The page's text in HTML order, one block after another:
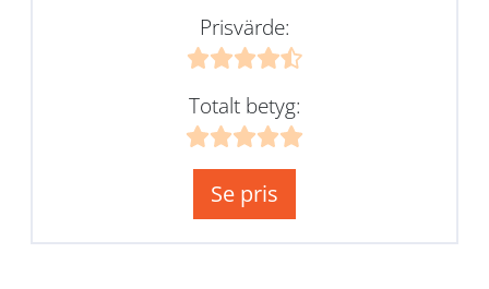
Prisvärde:
Totalt betyg:
Se pris